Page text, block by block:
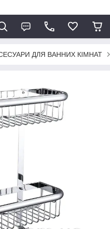
ДЛЯ ВАННИХ КІМНАТ